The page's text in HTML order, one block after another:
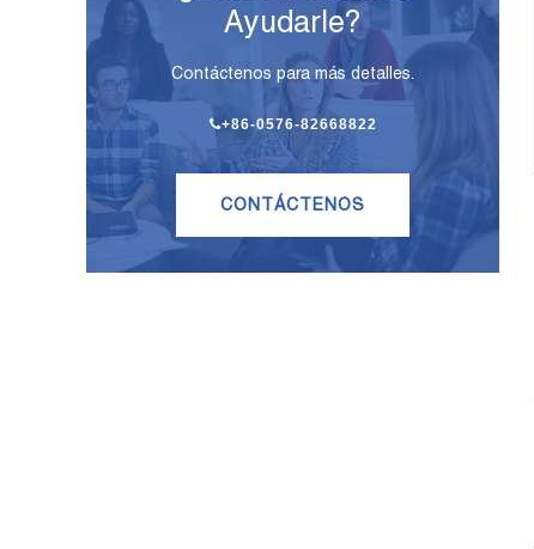
Ayudarle?
Contáctenos para más detalles.
+86-0576-82668822
CONTÁCTENOS